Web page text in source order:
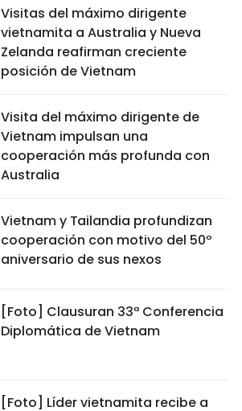
Visitas del máximo dirigente
vietnamita a Australia y Nueva
Zelanda reafirman creciente
posición de Vietnam
Visita del máximo dirigente de
Vietnam impulsan una
cooperación más profunda con
Australia
Vietnam y Tailandia profundizan
cooperación con motivo del 50º
aniversario de sus nexos
[Foto] Clausuran 33ª Conferencia
Diplomática de Vietnam
[Foto] Líder vietnamita recibe a